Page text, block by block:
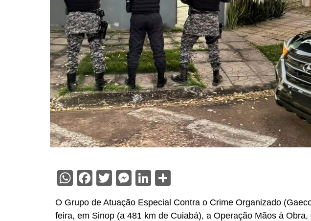
WhatsApp
Facebook
Twitter
Messenger
LinkedIn
O Grupo de Atuação Especial Contra o Crime Organizado
feira, em Sinop (a 481 km de Cuiabá), a Operação Mãos à